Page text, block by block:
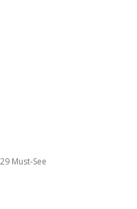
Must-See